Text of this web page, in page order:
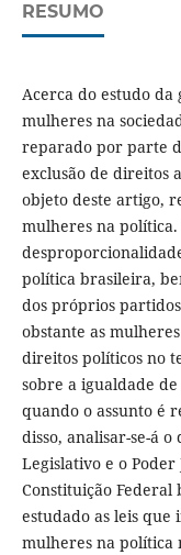
RESUMO
Acerca do estudo da
mulheres na
reparado por parte
exclusão de direitos
objeto deste artigo,
mulheres na política.
política brasileira,
dos próprios
obstante as
direitos políticos no
sobre a igualdade
quando o assunto é
disso, analisar-se-á
Legislativo e o
Constituição Federal
estudado as leis que
mulheres na política